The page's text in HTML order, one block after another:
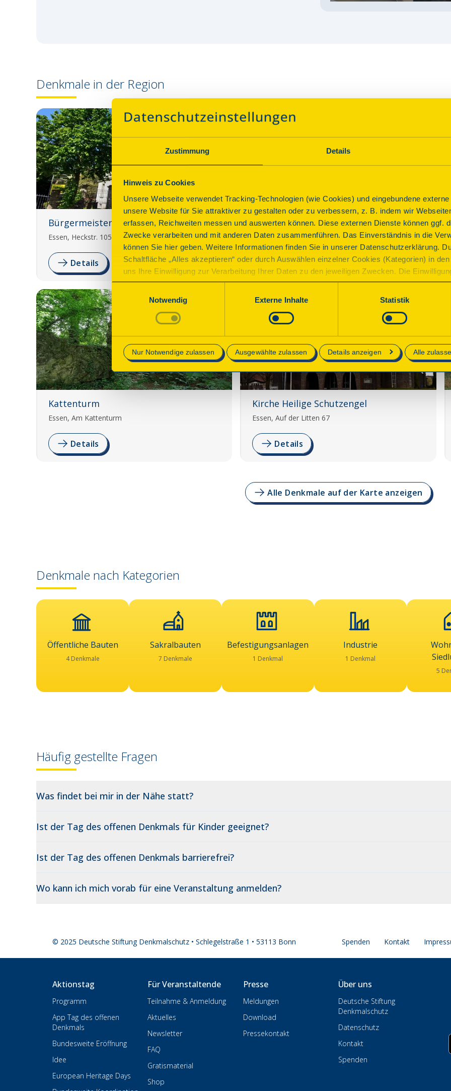
Zustimmung Details
Hinweis zu Cookies
Unsere Webseite verwendet Tracking-Technologien (wie Cookies) und eingebundene
unsere Website für Sie attraktiver zu gestalten oder zu verbessern, z. B. indem wir
erfassen, Reichweiten messen und auswerten können. Diese externen Dienste können ggf.
Zwecke verarbeiten und mit anderen Daten zusammenführen. Das Einverständnis in die
können Sie hier geben. Weitere Informationen finden Sie in unserer Datenschutzerklärung.
Schaltfläche „Alles akzeptieren“ oder durch Auswählen einzelner Cookies (Kategorien) in
uns Ihre Einwilligung zur Verarbeitung Ihrer Daten zu den jeweiligen Zwecken. Die
des Onlineangebots nicht erforderlich und kann jederzeit aktualisiert oder widerrufen
mit „Speichern“ bestätigen, werden nur essenzielle Cookies auf der Webseite gesetzt, die
Notwendig
Externe Inhalte Statistik
Nur Notwendige zulassen Ausgewählte zulassen Details anzeigen Alle
Denkmale in der Region
Bürgermeisterhaus
Essen, Heckstr. 105
Details
Steenkamp Hof
Essen, Reuenberg 47 a
Details
Kattenturm
Essen, Am Kattenturm
Details
Kirche Heilige Schutzengel
Essen, Auf der Litten 67
Details
Alle Denkmale auf der Karte anzeigen
Denkmale nach Kategorien
Öffentliche Bauten
4 Denkmale
Sakralbauten
7 Denkmale
Befestigungsanlagen
1 Denkmal
Industrie
1 Denkmal
5
Häufig gestellte Fragen
Was findet bei mir in der Nähe statt?
Ist der Tag des offenen Denkmals für Kinder geeignet?
Ist der Tag des offenen Denkmals barrierefrei?
Wo kann ich mich vorab für eine Veranstaltung anmelden?
© 2025 Deutsche Stiftung Denkmalschutz • Schlegelstraße 1 • 53113 Bonn Spenden Kontakt
Aktionstag
Programm
App Tag des offenen
Denkmals
Bundesweite Eröffnung
Idee
European Heritage Days
Für Veranstaltende
Teilnahme & Anmeldung
Aktuelles
Newsletter
FAQ
Gratismaterial
Shop
Presse
Meldungen
Download
Pressekontakt
Über uns
Deutsche Stiftung
Denkmalschutz
Datenschutz
Kontakt
Spenden